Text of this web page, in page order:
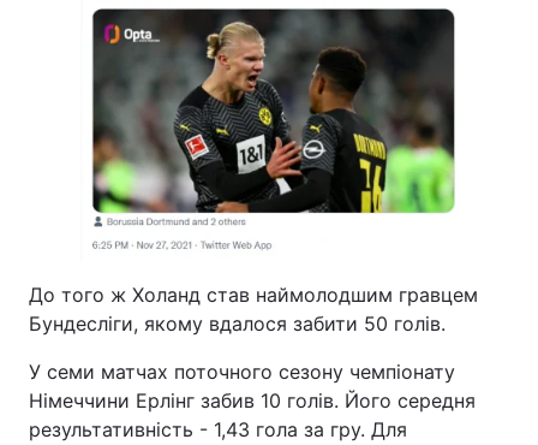
До того ж Холанд став наймолодшим гравцем
Бундесліги, якому вдалося забити 50 голів.
У семи матчах поточного сезону чемпіонату
Німеччини Ерлінг забив 10 голів. Його середня
результативність - 1,43 гола за гру. Для